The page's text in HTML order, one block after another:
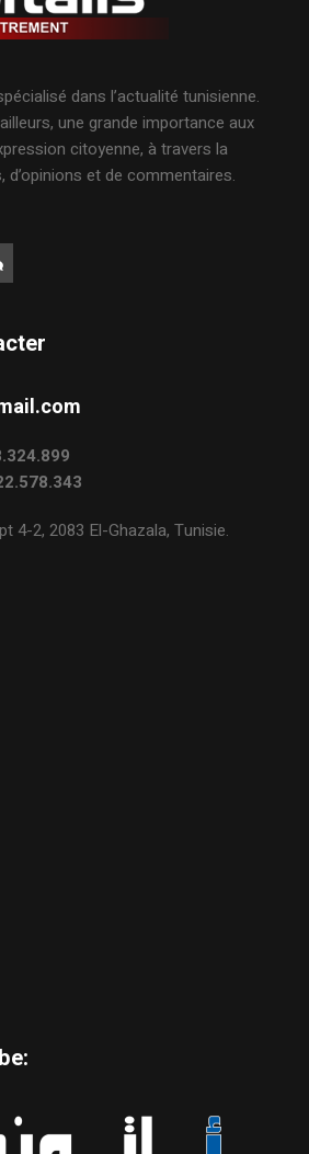
dans l’actualité tunisienne.
une grande importance aux
citoyenne, à travers la
d’opinions et de commentaires.
4-2, 2083 El-Ghazala, Tunisie.